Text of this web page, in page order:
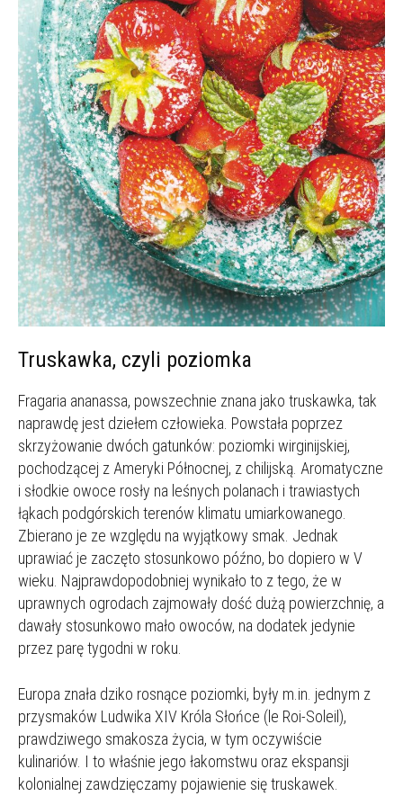
Truskawka, czyli poziomka
Fragaria ananassa, powszechnie znana jako truskawka, tak
naprawdę jest dziełem człowieka. Powstała poprzez
skrzyżowanie dwóch gatunków: poziomki wirginijskiej,
pochodzącej z Ameryki Północnej, z chilijską. Aromatyczne
i słodkie owoce rosły na leśnych polanach i trawiastych
łąkach podgórskich terenów klimatu umiarkowanego.
Zbierano je ze względu na wyjątkowy smak. Jednak
uprawiać je zaczęto stosunkowo późno, bo dopiero w V
wieku. Najprawdopodobniej wynikało to z tego, że w
uprawnych ogrodach zajmowały dość dużą powierzchnię, a
dawały stosunkowo mało owoców, na dodatek jedynie
przez parę tygodni w roku.
Europa znała dziko rosnące poziomki, były m.in. jednym z
przysmaków Ludwika XIV Króla Słońce (le Roi-Soleil),
prawdziwego smakosza życia, w tym oczywiście
kulinariów. I to właśnie jego łakomstwu oraz ekspansji
kolonialnej zawdzięczamy pojawienie się truskawek.